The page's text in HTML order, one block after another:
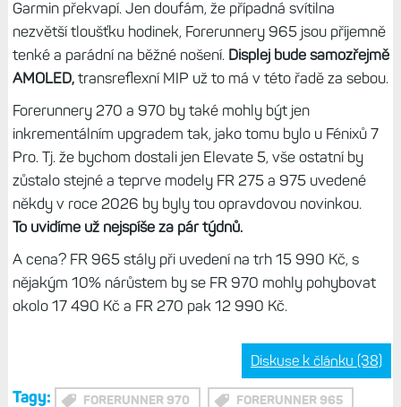
Garmin překvapí. Jen doufám, že případná svítilna
nezvětší tloušťku hodinek, Forerunnery 965 jsou příjemně
tenké a parádní na běžné nošení. Displej bude samozřejmě
AMOLED, transreflexní MIP už to má v této řadě za sebou.
Forerunnery 270 a 970 by také mohly být jen
inkrementálním upgradem tak, jako tomu bylo u Fénixů 7
Pro. Tj. že bychom dostali jen Elevate 5, vše ostatní by
zůstalo stejné a teprve modely FR 275 a 975 uvedené
někdy v roce 2026 by byly tou opravdovou novinkou.
To uvidíme už nejspíše za pár týdnů.
A cena? FR 965 stály při uvedení na trh 15 990 Kč, s
nějakým 10% nárůstem by se FR 970 mohly pohybovat
okolo 17 490 Kč a FR 270 pak 12 990 Kč.
Diskuse k článku (38)
Tagy: FORERUNNER 970 FORERUNNER 965